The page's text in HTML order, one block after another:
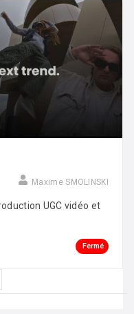
Maxime SMOLINSKI
UGC vidéo et
Fermé